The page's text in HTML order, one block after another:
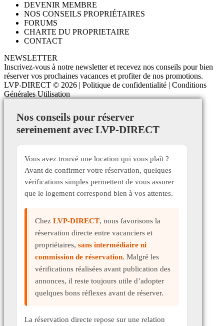
DEVENIR MEMBRE
NOS CONSEILS PROPRIÉTAIRES
FORUMS
CHARTE DU PROPRIETAIRE
CONTACT
NEWSLETTER
Inscrivez-vous à notre newsletter et recevez nos conseils pour bien
réserver vos prochaines vacances et profiter de nos promotions.
LVP-DIRECT © 2026 | Politique de confidentialité | Conditions
Générales Utilisation
Nos conseils pour réserver
sereinement avec LVP-DIRECT
Vous avez trouvé une location qui vous plaît ?
Avant de confirmer votre réservation, quelques
vérifications simples permettent de vous assurer
que le logement correspond bien à vos attentes.
Chez LVP-DIRECT, nous favorisons la
réservation directe entre vacanciers et
propriétaires, sans intermédiaire ni
commission de réservation. Malgré les
vérifications réalisées avant publication des
annonces, il reste toujours utile d’adopter
quelques bons réflexes avant de réserver.
La réservation directe repose sur une relation